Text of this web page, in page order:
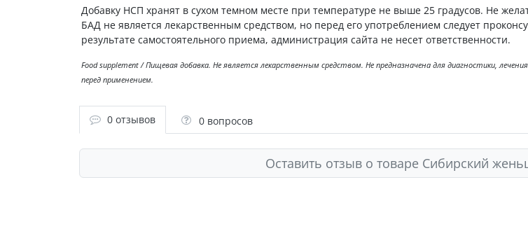
Добавку НСП хранят в сухом темном месте при температуре не выше 25 градусов. Не
БАД не является лекарственным средством, но перед его употреблением следует
результате самостоятельного приема, администрация сайта не несет ответственности.
Food supplement / Пищевая добавка. Не является лекарственным средством. Не предназначена для диагностики,
перед применением.
0 отзывов 0 вопросов
Оставить отзыв о товаре Сибирский